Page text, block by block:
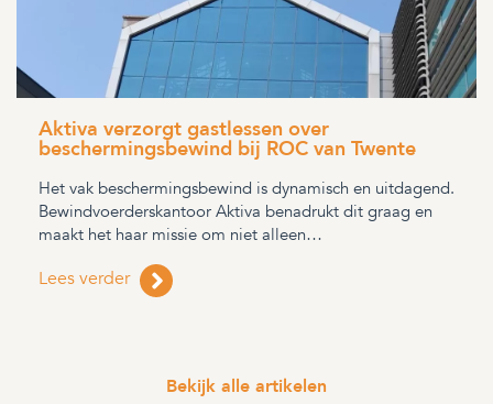
Aktiva verzorgt gastlessen over
beschermingsbewind bij ROC van Twente
Het vak beschermingsbewind is dynamisch en uitdagend.
Bewindvoerderskantoor Aktiva benadrukt dit graag en
maakt het haar missie om niet alleen…
Lees verder
Bekijk alle artikelen